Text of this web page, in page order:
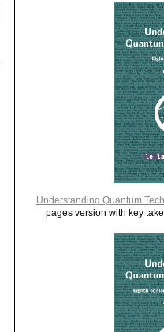
Understanding Quantum
pages version with key